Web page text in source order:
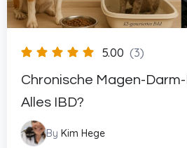
5.00 (3)
Chronische Magen-
Alles IBD?
By Kim Hege